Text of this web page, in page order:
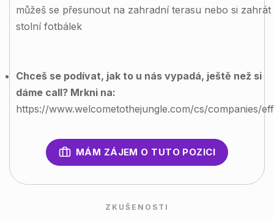
můžeš se přesunout na zahradní terasu nebo si zahrát
stolní fotbálek
Chceš se podívat, jak to u nás vypadá, ještě než si
dáme call? Mrkni na:
https://www.welcometothejungle.com/cs/companies/
MÁM ZÁJEM O TUTO POZICI
ZKUŠENOSTI